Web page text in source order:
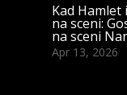
Kad
na sceni:
na sceni
Apr 13, 2026